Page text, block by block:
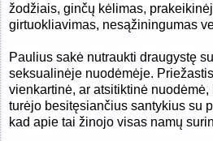
žodžiais, ginčų kėlimas,
girtuokliavimas, nesąžiningumas
Paulius sakė nutraukti draugystę
seksualinėje nuodėmėje.
vienkartinė, ar atsitiktinė
turėjo besitęsiančius santykius su
kad apie tai žinojo visas namų